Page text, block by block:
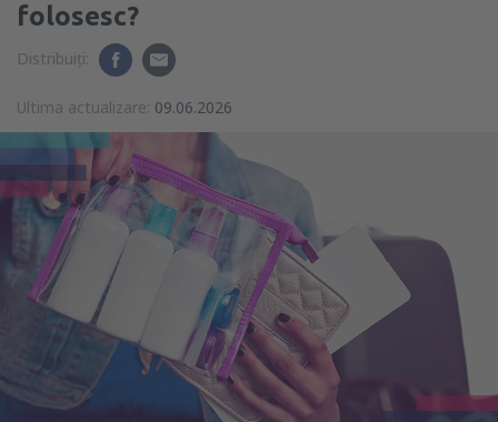
folosesc?
Distribuiți:
Ultima actualizare: 09.06.2026